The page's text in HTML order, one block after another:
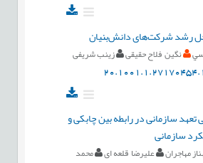
رشد شرکت‌های دانش‌بنیان
نگین فلاح حقیقی زینب شریفی
سازمانی در رابطه بین چابکی و
سازمانی
مهاجران علیرضا قلعه ای
محمد